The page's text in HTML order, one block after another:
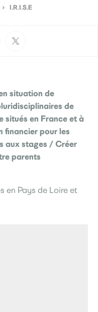
Élections
durable
de loisirs
I.R.I.S.E
situation de
de
situés en France et à
financier pour les
aux stages / Créer
parents
en Pays de Loire et